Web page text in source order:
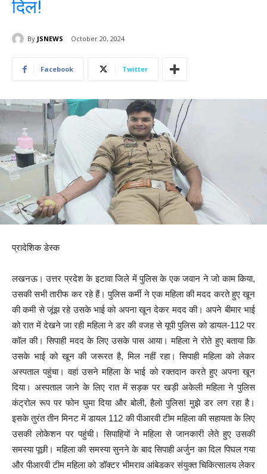
दिल!
By JSNEWS October 20, 2024
Facebook Twitter
प्रादेशिक डेस्क
लखनऊ। उत्तर प्रदेश के इटावा जिले में पुलिस के एक जवान ने जो काम किया,
उसकी सभी तारीफ कर रहे हैं। पुलिस कर्मी ने एक महिला की मदद करते हुए खून
की कमी से जूंझ रहे उसके भाई को अपना खून देकर मदद की। अपने बीमार भाई
को रात में देखने जा रही महिला ने डर की वजह से यूपी पुलिस को डायल-112 पर
कॉल की। सिपाही मदद के लिए उसके पास आया। महिला ने रोते हुए बताया कि
उसके भाई को खून की जरूरत है, मिल नहीं रहा। सिपाही महिला को लेकर
अस्पताल पहुंचा। वहां उसने महिला के भाई को रक्तदान करते हुए अपना खून
दिया। अस्पताल जाने के लिए रात में सड़क पर खड़ी अकेली महिला ने पुलिस
कंट्रोल रूप पर फोन घुमा दिया और बोली, हैलो पुलिस! मुझे डर लग रहा है।
इसके तुरंत तीन मिनट में डायल 112 की पीआरवी टीम महिला की सहायता के लिए
उसकी लोकेशन पर पहुंची। सिपाहियों ने महिला से जानकारी लेते हुए उसकी
समस्या पूछी। महिला की समस्या सुनने के बाद सिपाही अर्जुन का दिल पिघल गया
और पीआरवी टीम महिला को डॉक्टर भीमराव आंबेडकर संयुक्त चिकित्सालय लेकर